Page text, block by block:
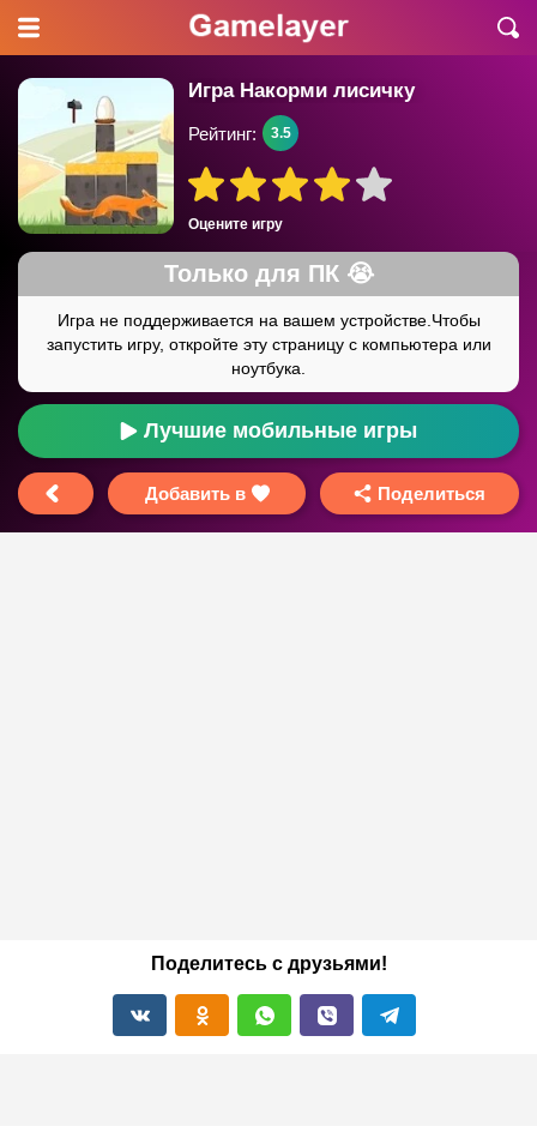
Игра Накорми лисичку
Оцените игру
Рейтинг: 3.5
Лучшие мобильные игры
Добавить в Поделиться
Поделитесь с друзьями!